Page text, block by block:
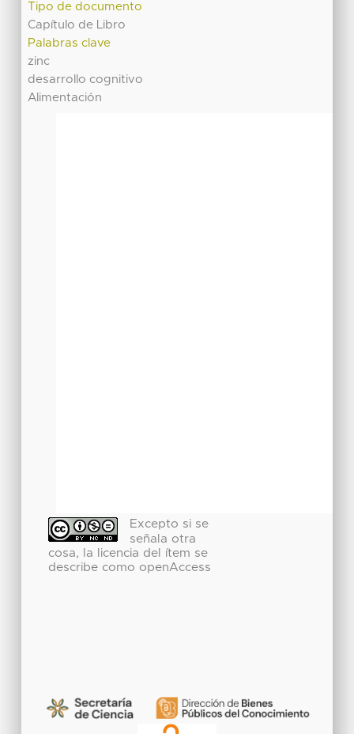
Tipo de documento
Capítulo de Libro
Palabras clave
zinc
desarrollo cognitivo
Alimentación
Excepto si se
señala otra
cosa, la licencia del ítem se
describe como openAccess